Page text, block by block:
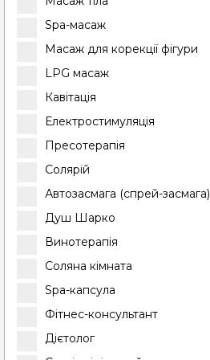
Spa-масаж
Масаж для корекції фігури
LPG масаж
Кавітація
Електростимуляція
Пресотерапія
Солярій
Автозасмага (спрей-засмага)
Душ Шарко
Винотерапія
Соляна кімната
Spa-капсула
Фітнес-консультант
Дієтолог